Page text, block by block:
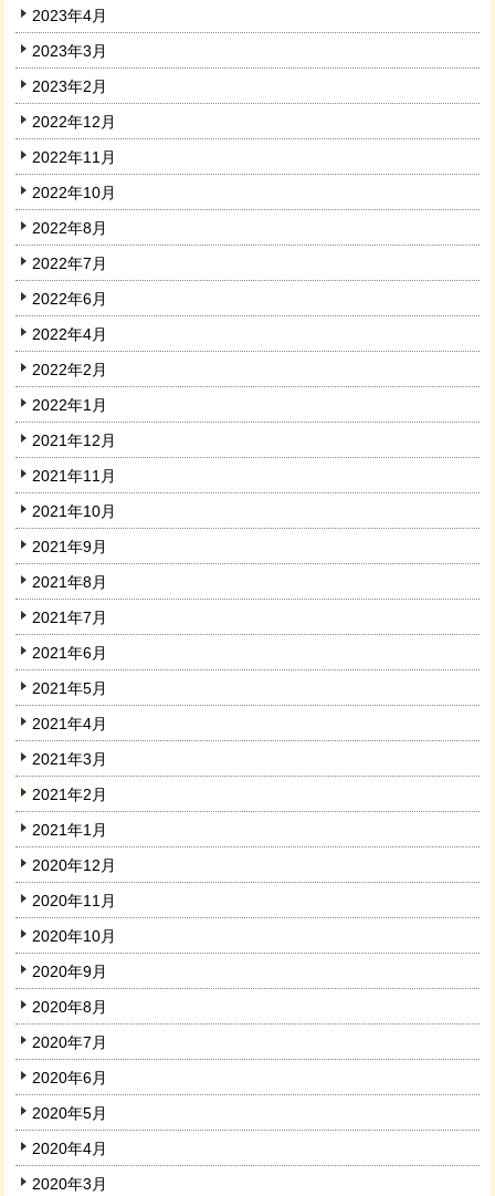
2023年4月
2023年3月
2023年2月
2022年12月
2022年11月
2022年10月
2022年8月
2022年7月
2022年6月
2022年4月
2022年2月
2022年1月
2021年12月
2021年11月
2021年10月
2021年9月
2021年8月
2021年7月
2021年6月
2021年5月
2021年4月
2021年3月
2021年2月
2021年1月
2020年12月
2020年11月
2020年10月
2020年9月
2020年8月
2020年7月
2020年6月
2020年5月
2020年4月
2020年3月